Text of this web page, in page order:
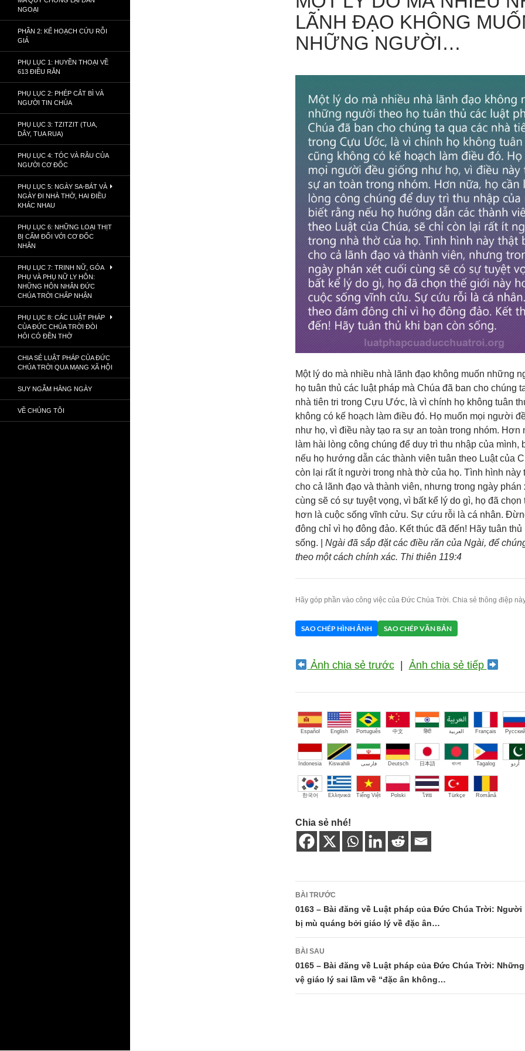
LÃNH ĐẠO KHÔNG
NHỮNG NGƯỜI…
Một lý do mà nhiều nhà lãnh đạo không muốn những
họ tuân thủ các luật pháp mà Chúa đã ban cho chúng
nhà tiên tri trong Cựu Ước, là vì chính họ không tuân
không có kế hoạch làm điều đó. Họ muốn mọi người
như họ, vì điều này tạo ra sự an toàn trong nhóm. Hơn
làm hài lòng công chúng để duy trì thu nhập của mình,
nếu họ hướng dẫn các thành viên tuân theo Luật của
còn lại rất ít người trong nhà thờ của họ. Tình hình này
cho cả lãnh đạo và thành viên, nhưng trong ngày phán
cùng sẽ có sự tuyệt vọng, vì bất kể lý do gì, họ đã
hơn là cuộc sống vĩnh cửu. Sự cứu rỗi là cá nhân.
đông chỉ vì họ đông đảo. Kết thúc đã đến! Hãy tuân thủ
sống. | Ngài đã sắp đặt các điều răn của Ngài, để
theo một cách chính xác. Thi thiên 119:4
Hãy góp phần vào công việc của Đức Chúa Trời. Chia sẻ thông điệp
SAO CHÉP HÌNH ẢNH SAO CHÉP VĂN BẢN
Ảnh chia sẻ trước| Ảnh chia sẻ tiếp
Español English Português 中文 हिंदी العربية Français Русский
Indonesia Kiswahili فارسی Deutsch 日本語 বাংলা Tagalog اُردو
한국어 Ελληνικά Tiếng Việt Polski ไทย Türkçe Română
Chia sẻ nhé!
Điều
hướng
bài
viết
BÀI TRƯỚC
0163 – Bài đăng về Luật pháp của Đức Chúa Trời:
bị mù quáng bởi giáo lý về đặc ân…
BÀI SAU
0165 – Bài đăng về Luật pháp của Đức Chúa Trời:
vệ giáo lý sai lầm về “đặc ân không…
NGOẠI
PHẦN 2: KẾ HOẠCH CỨU RỖI
GIẢ
PHỤ LỤC 1: HUYỀN THOẠI VỀ
613 ĐIỀU RĂN
PHỤ LỤC 2: PHÉP CẮT BÌ VÀ
NGƯỜI TIN CHÚA
PHỤ LỤC 3: TZITZIT (TUA,
DÂY, TUA RUA)
PHỤ LỤC 4: TÓC VÀ RÂU CỦA
NGƯỜI CƠ ĐỐC
PHỤ LỤC 5: NGÀY SA-BÁT VÀ
NGÀY ĐI NHÀ THỜ, HAI ĐIỀU
KHÁC NHAU
PHỤ LỤC 6: NHỮNG LOẠI THỊT
BỊ CẤM ĐỐI VỚI CƠ ĐỐC
NHÂN
PHỤ LỤC 7: TRINH NỮ, GÓA
PHỤ VÀ PHỤ NỮ LY HÔN:
NHỮNG HÔN NHÂN ĐỨC
CHÚA TRỜI CHẤP NHẬN
PHỤ LỤC 8: CÁC LUẬT PHÁP
CỦA ĐỨC CHÚA TRỜI ĐÒI
HỎI CÓ ĐỀN THỜ
CHIA SẺ LUẬT PHÁP CỦA ĐỨC
CHÚA TRỜI QUA MẠNG XÃ HỘI
SUY NGẪM HẰNG NGÀY
VỀ CHÚNG TÔI